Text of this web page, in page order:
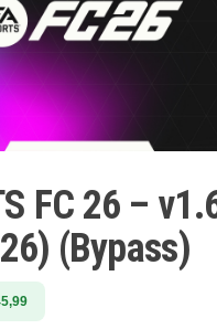
FC 26 –
(Bypass)